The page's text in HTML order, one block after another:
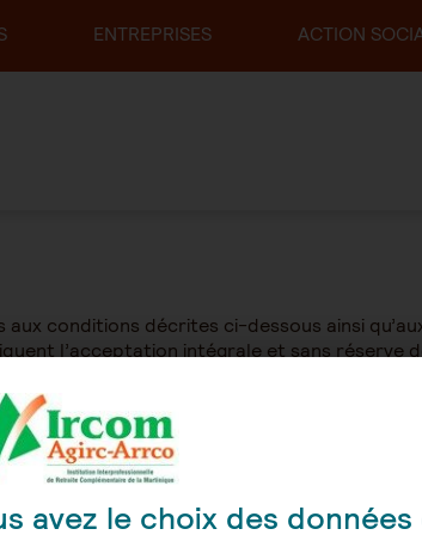
ENTREPRISES ACTION
aux conditions décrites ci-dessous ainsi
l’acceptation intégrale et sans réserve
mettre à jour, sans préavis, les présentes
internautes qui doivent consulter les
avez le choix des